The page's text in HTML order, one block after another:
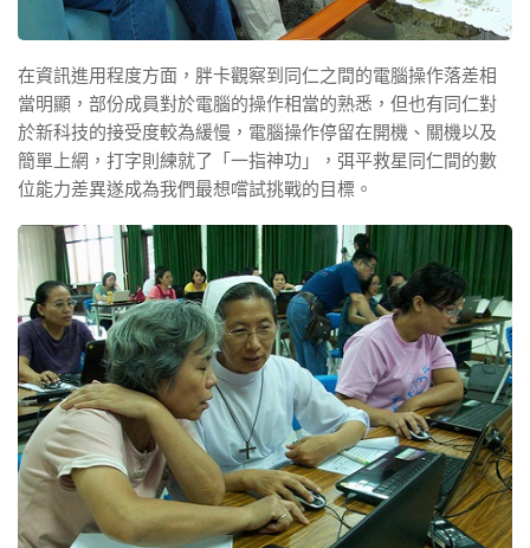
在資訊進用程度方面，胖卡觀察到同仁之間的電腦操作落差相
當明顯，部份成員對於電腦的操作相當的熟悉，但也有同仁對
於新科技的接受度較為緩慢，電腦操作停留在開機、關機以及
簡單上網，打字則練就了「一指神功」，弭平救星同仁間的數
位能力差異遂成為我們最想嚐試挑戰的目標。